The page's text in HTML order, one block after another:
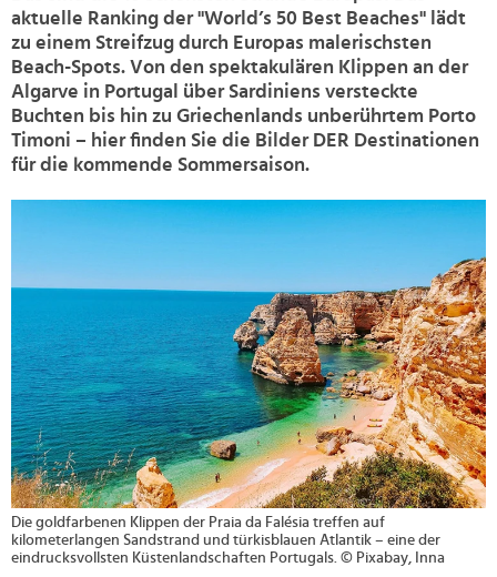
aktuelle Ranking der "World’s 50 Best Beaches" lädt
zu einem Streifzug durch Europas malerischsten
Beach-Spots. Von den spektakulären Klippen an der
Algarve in Portugal über Sardiniens versteckte
Buchten bis hin zu Griechenlands unberührtem Porto
Timoni – hier finden Sie die Bilder DER Destinationen
für die kommende Sommersaison.
Die goldfarbenen Klippen der Praia da Falésia treffen auf
kilometerlangen Sandstrand und türkisblauen Atlantik – eine der
eindrucksvollsten Küstenlandschaften Portugals. © Pixabay, Inna